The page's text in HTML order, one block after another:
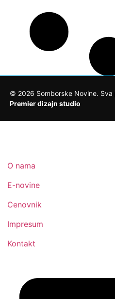
© 2026 Somborske Novine.
Premier dizajn studio
O nama
E-novine
Cenovnik
Impresum
Kontakt